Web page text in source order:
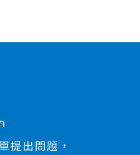
提出問題，